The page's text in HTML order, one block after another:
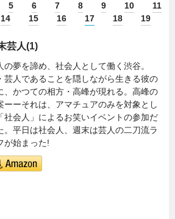
5 6 7 8 9 10
11
14 15 16 17 18 19
芸人(1)
の夢を諦め、社会人として働く渋谷。
芸人であることを隠しながら生きる彼の
、かつての相方・高峰が現れる。高峰の
ーーそれは、アマチュアのみを対象とし
社会人」によるお笑いイベントの参加だ
。平日は社会人、週末は芸人の二刀流ラ
が始まった!